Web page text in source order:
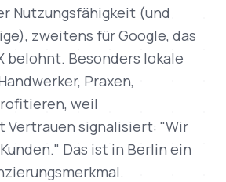
Nutzungsfähigkeit (und
zweitens für Google, das
belohnt. Besonders lokale
Praxen,
weil
Vertrauen signalisiert: "Wir
Das ist in Berlin ein